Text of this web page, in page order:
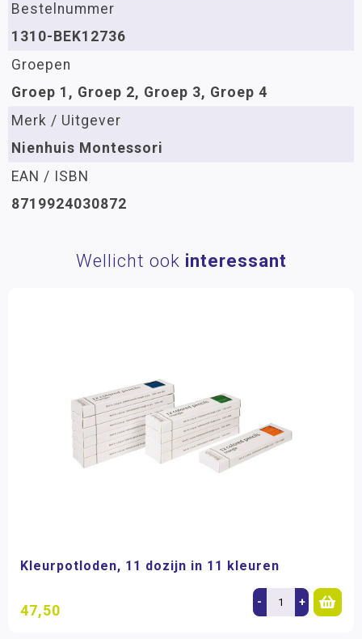
Bestelnummer
1310-BEK12736
Groepen
Groep 1, Groep 2, Groep 3, Groep 4
Merk / Uitgever
Nienhuis Montessori
EAN / ISBN
8719924030872
Wellicht ook interessant
Kleurpotloden, 11 dozijn in 11 kleuren
47,50 - +